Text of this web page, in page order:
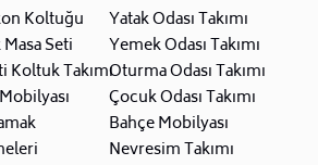
Koltuğu
Seti
Koltuk Takımı
Yatak Odası Takımı
Yemek Odası Takımı
Oturma Odası Takımı
Çocuk Odası Takımı
Bahçe Mobilyası
Nevresim Takımı